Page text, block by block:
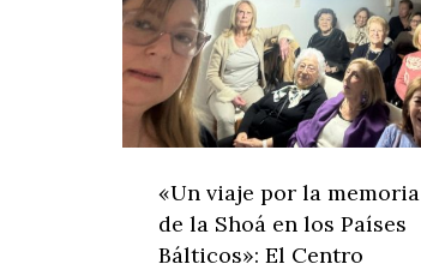
«Un viaje por la memoria
de la Shoá en los Países
Bálticos»: El Centro